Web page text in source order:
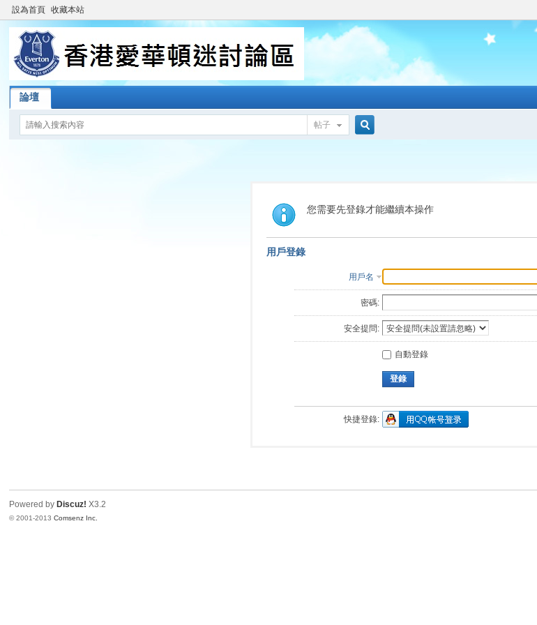
設為首頁 收藏本站
論壇
帖子
索
您需要先登錄才能繼續本操作
用戶登錄
用戶名
密碼:
安全提問:
自動登錄
登錄
快捷登錄:
Powered by Discuz! X3.2
© 2001-2013Comsenz Inc.